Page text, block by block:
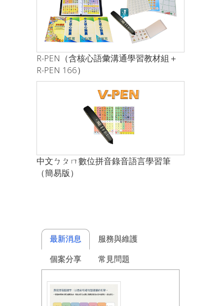
R-PEN（含核心語彙溝通學習教材組＋
R-PEN 166）
中文ㄅㄆㄇ數位拼音錄音語言學習筆
（簡易版）
最新消息 服務與維護
個案分享 常見問題